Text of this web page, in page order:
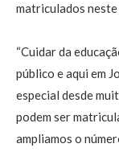
matriculados neste
“Cuidar da
público e aqui em
especial desde
podem ser
ampliamos o